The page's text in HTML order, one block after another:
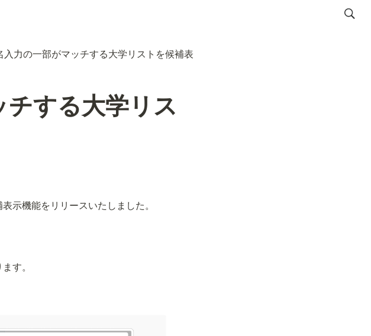
入力の一部がマッチする大学リストを候補表
する大学リス
示機能をリリースいたしました。
す。